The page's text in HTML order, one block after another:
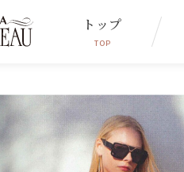
トップ
TOP